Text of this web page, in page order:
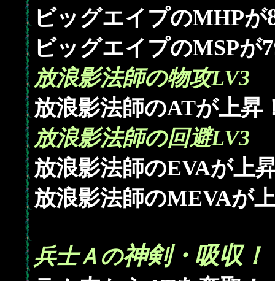
ビッグエイプのMHPが
ビッグエイプのMSPが
放浪影法師の物攻LV3
放浪影法師のATが上昇
放浪影法師の回避LV3
放浪影法師のEVAが上
放浪影法師のMEVAが
兵士Ａの神剣・吸収！